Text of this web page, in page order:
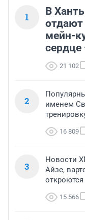
1
В
отдают
мейн-
сердце
21 102
2
именем
16 809
3
Новости
Айзе,
15 566